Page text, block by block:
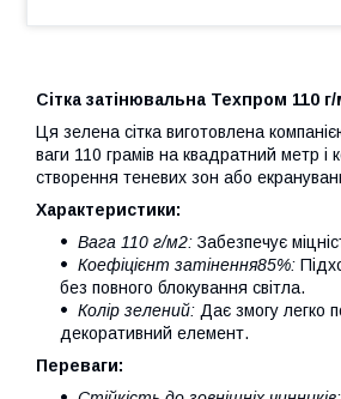
Сітка затінювальна Техпром 110
Ця зелена сітка виготовлена
ваги 110 грамів на квадратний метр і
створення теневих зон або
Характеристики:
Вага 110 г/м2: Забезпечує
Коефіцієнт затінення85%:
без повного блокування світла.
Колір зелений: Дає змогу легко
декоративний елемент.
Переваги: